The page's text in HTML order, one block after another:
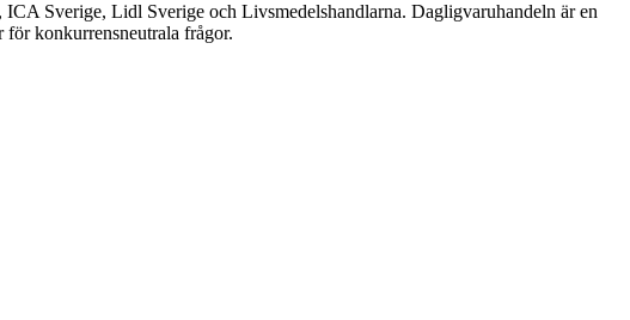
Sverige, Lidl Sverige och Livsmedelshandlarna. Dagligvaruhandeln är en
konkurrensneutrala frågor.